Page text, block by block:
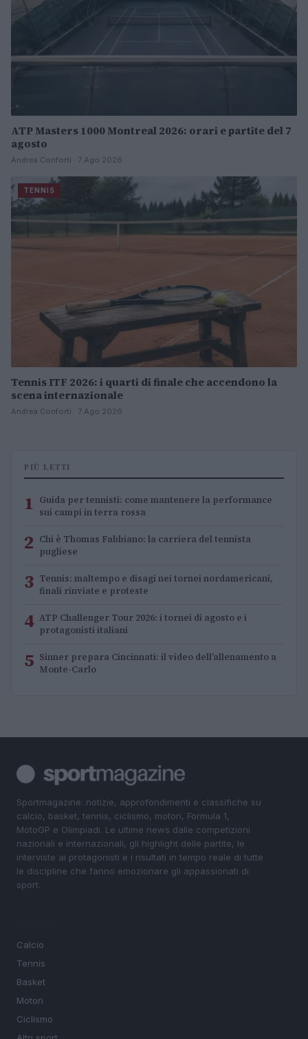
ATP Masters 1000 Montreal 2026: orari e partite del 7
agosto
Andrea Conforti · 7 Ago 2026
TENNIS
Tennis ITF 2026: i quarti di finale che accendono la
scena internazionale
Andrea Conforti · 7 Ago 2026
PIÙ LETTI
1 Guida per tennisti: come mantenere la performance
sui campi in terra rossa
2 Chi è Thomas Fabbiano: la carriera del tennista
pugliese
3 Tennis: maltempo e disagi nei tornei nordamericani,
finali rinviate e proteste
4 ATP Challenger Tour 2026: i tornei di agosto e i
protagonisti italiani
5 Sinner prepara Cincinnati: il video dell’allenamento a
Monte-Carlo
Sportmagazine: notizie, approfondimenti e classifiche su
calcio, basket, tennis, ciclismo, motori, Formula 1,
MotoGP e Olimpiadi. Le ultime news dalle competizioni
nazionali e internazionali, gli highlight delle partite, le
interviste ai protagonisti e i risultati in tempo reale di tutte
le discipline che fanno emozionare gli appassionati di
sport.
Calcio
Tennis
Basket
Motori
Ciclismo